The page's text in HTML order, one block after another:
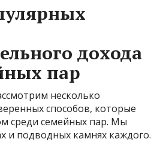
дохода
пар
несколько
способов, которые
среди семейных пар. Мы
и подводных камнях каждого.